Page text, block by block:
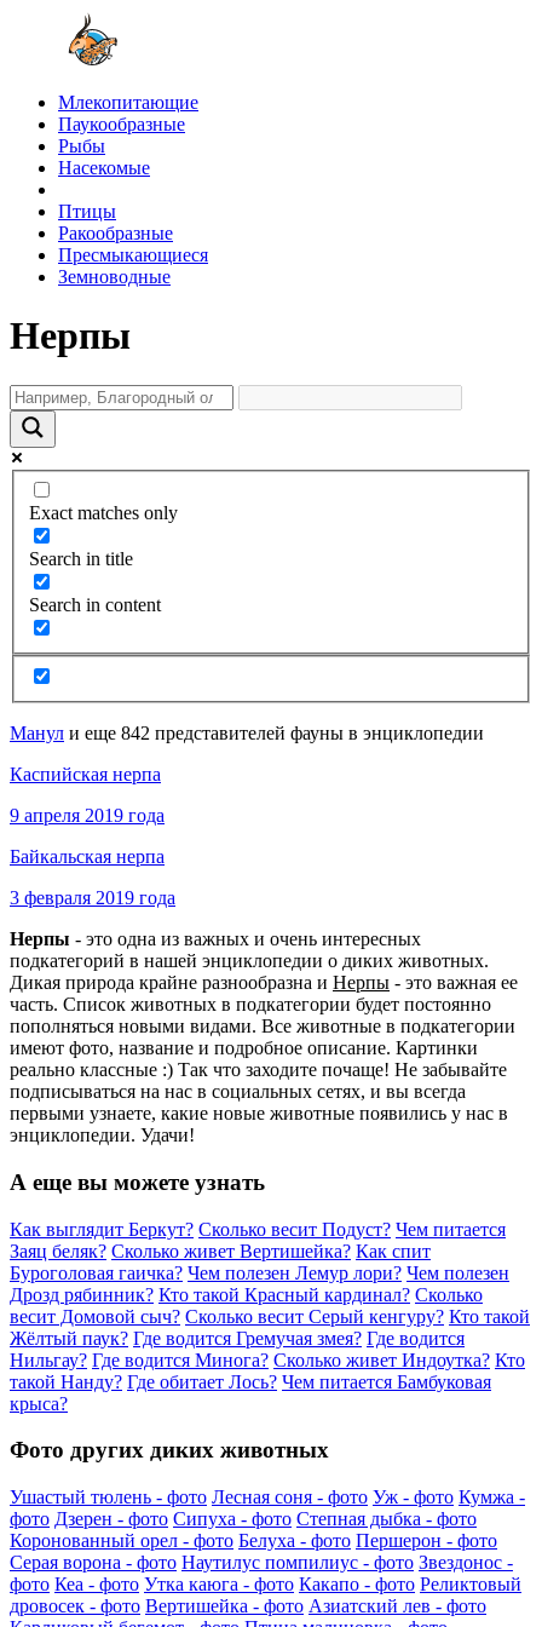
Млекопитающие
Паукообразные
Рыбы
Насекомые
Птицы
Ракообразные
Пресмыкающиеся
Земноводные
Нерпы
Exact matches only
Search in title
Search in content
Манул и еще 842 представителей фауны в энциклопедии
Каспийская нерпа
9 апреля 2019 года
Байкальская нерпа
3 февраля 2019 года
Нерпы - это одна из важных и очень интересных
подкатегорий в нашей энциклопедии о диких животных.
Дикая природа крайне разнообразна и Нерпы - это важная ее
часть. Список животных в подкатегории будет постоянно
пополняться новыми видами. Все животные в подкатегории
имеют фото, название и подробное описание. Картинки
реально классные :) Так что заходите почаще! Не забывайте
подписываться на нас в социальных сетях, и вы всегда
первыми узнаете, какие новые животные появились у нас в
энциклопедии. Удачи!
А еще вы можете узнать
Как выглядит Беркут? Сколько весит Подуст? Чем питается
Заяц беляк? Сколько живет Вертишейка? Как спит
Буроголовая гаичка? Чем полезен Лемур лори? Чем полезен
Дрозд рябинник? Кто такой Красный кардинал? Сколько
весит Домовой сыч? Сколько весит Серый кенгуру? Кто такой
Жёлтый паук? Где водится Гремучая змея? Где водится
Нильгау? Где водится Минога? Сколько живет Индоутка? Кто
такой Нанду? Где обитает Лось? Чем питается Бамбуковая
крыса?
Фото других диких животных
Ушастый тюлень - фото Лесная соня - фото Уж - фото Кумжа -
фото Дзерен - фото Сипуха - фото Степная дыбка - фото
Коронованный орел - фото Белуха - фото Першерон - фото
Серая ворона - фото Наутилус помпилиус - фото Звездонос -
фото Кеа - фото Утка каюга - фото Какапо - фото Реликтовый
дровосек - фото Вертишейка - фото Азиатский лев - фото